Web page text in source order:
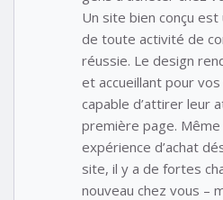
Un site bien conçu
de toute activité de
réussie. Le design
et accueillant pour
capable d’attirer leur
première page.
expérience d’achat
site, il y a de fortes
nouveau chez vous –